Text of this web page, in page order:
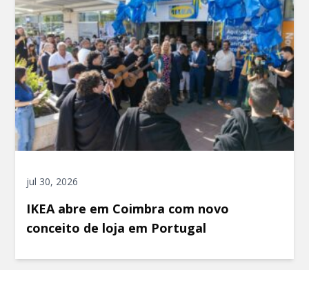
jul 30, 2026
IKEA abre em Coimbra com novo
conceito de loja em Portugal